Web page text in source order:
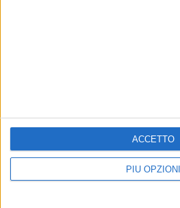
PIÙ OPZIONI
ACCETTO